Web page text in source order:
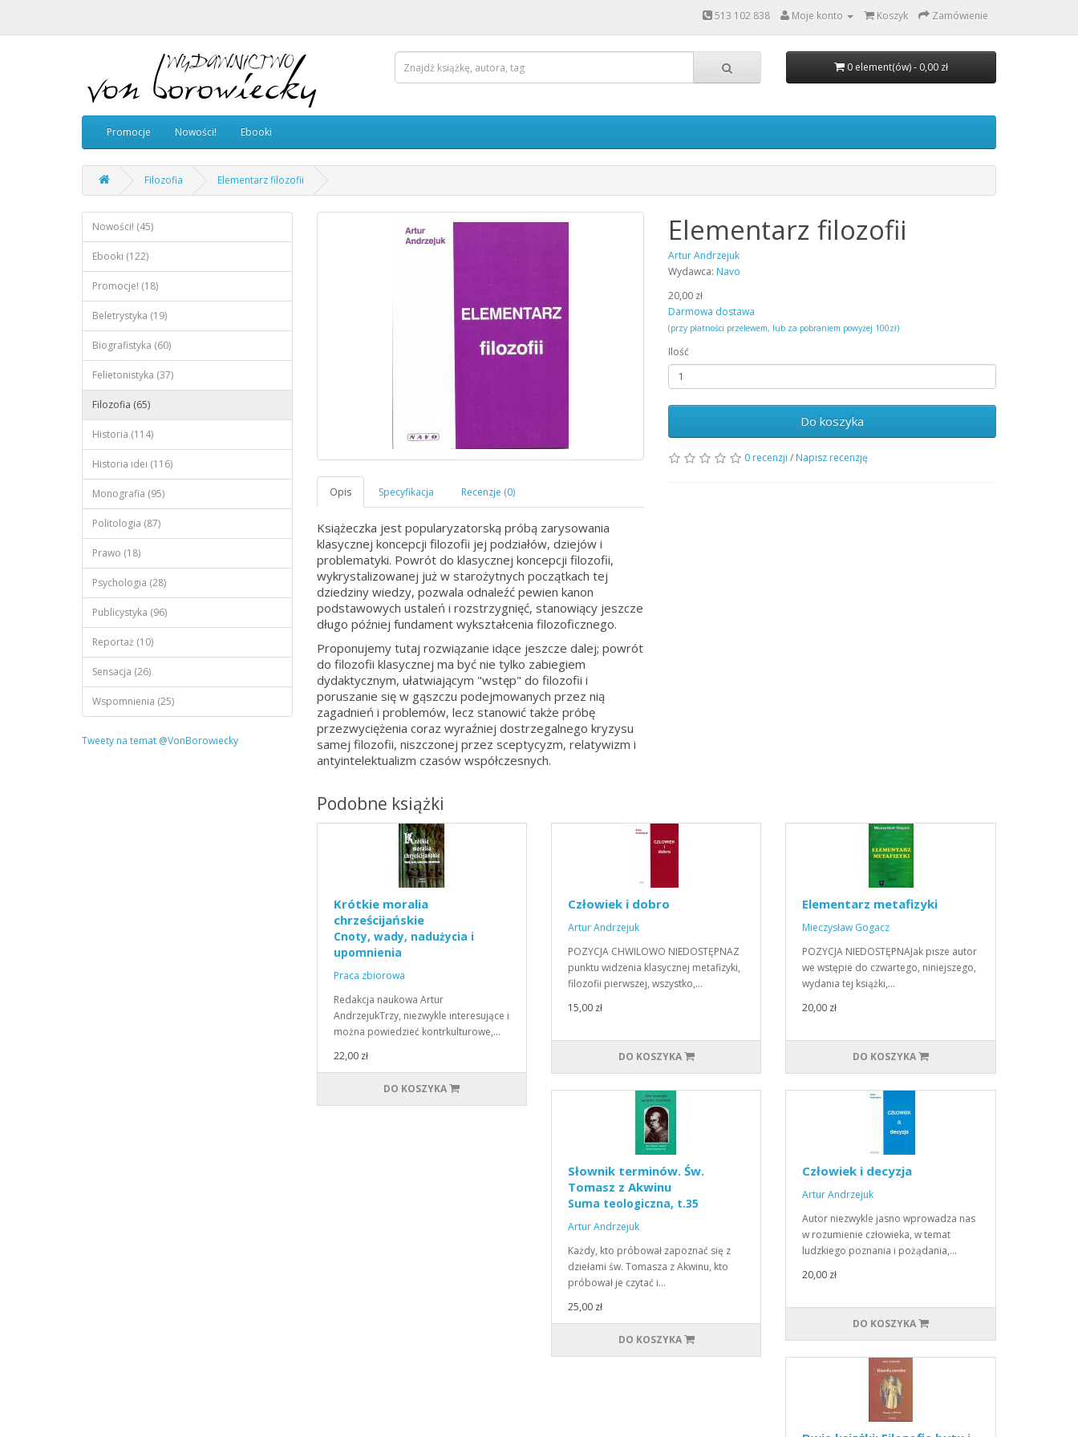
513 102 838 Moje konto Koszyk Zamówienie
0 element(ów) - 0,00 zł
Promocje Nowości! Ebooki
Filozofia Elementarz filozofii
Nowości! (45)
Ebooki (122)
Promocje! (18)
Beletrystyka (19)
Biografistyka (60)
Felietonistyka (37)
Filozofia (65)
Historia (114)
Historia idei (116)
Monografia (95)
Politologia (87)
Prawo (18)
Psychologia (28)
Publicystyka (96)
Reportaż (10)
Sensacja (26)
Wspomnienia (25)
Tweety na temat @VonBorowiecky
Książeczka jest popularyzatorską próbą zarysowania
klasycznej koncepcji filozofii jej podziałów, dziejów i
problematyki. Powrót do klasycznej koncepcji filozofii,
wykrystalizowanej już w starożytnych początkach tej
dziedziny wiedzy, pozwala odnaleźć pewien kanon
podstawowych ustaleń i rozstrzygnięć, stanowiący jeszcze
długo później fundament wykształcenia filozoficznego.
Proponujemy tutaj rozwiązanie idące jeszcze dalej; powrót
do filozofii klasycznej ma być nie tylko zabiegiem
dydaktycznym, ułatwiającym "wstęp" do filozofii i
poruszanie się w gąszczu podejmowanych przez nią
zagadnień i problemów, lecz stanowić także próbę
przezwyciężenia coraz wyraźniej dostrzegalnego kryzysu
samej filozofii, niszczonej przez sceptycyzm, relatywizm i
antyintelektualizm czasów współczesnych.
Elementarz filozofii
Artur Andrzejuk
Wydawca: Navo
20,00 zł
Darmowa dostawa
(przy płatności przelewem, lub za pobraniem powyżej 100zł)
Ilość
Do koszyka
0 recenzji / Napisz recenzję
Podobne książki
Krótkie moralia
chrześcijańskie
Cnoty, wady, nadużycia i
upomnienia
Praca zbiorowa
Redakcja naukowa Artur
AndrzejukTrzy, niezwykle interesujące i
można powiedzieć kontrkulturowe,…
22,00 zł
DO KOSZYKA
Człowiek i dobro
Artur Andrzejuk
POZYCJA CHWILOWO NIEDOSTĘPNAZ
punktu widzenia klasycznej metafizyki,
filozofii pierwszej, wszystko,…
15,00 zł
DO KOSZYKA
Elementarz metafizyki
Mieczysław Gogacz
POZYCJA NIEDOSTĘPNAJak pisze autor
we wstępie do czwartego, niniejszego,
wydania tej książki,…
20,00 zł
DO KOSZYKA
Słownik terminów. Św.
Tomasz z Akwinu
Suma teologiczna, t.35
Artur Andrzejuk
Każdy, kto próbował zapoznać się z
dziełami św. Tomasza z Akwinu, kto
próbował je czytać i…
25,00 zł
DO KOSZYKA
Człowiek i decyzja
Artur Andrzejuk
Autor niezwykle jasno wprowadza nas
w rozumienie człowieka, w temat
ludzkiego poznania i pożądania,…
20,00 zł
DO KOSZYKA